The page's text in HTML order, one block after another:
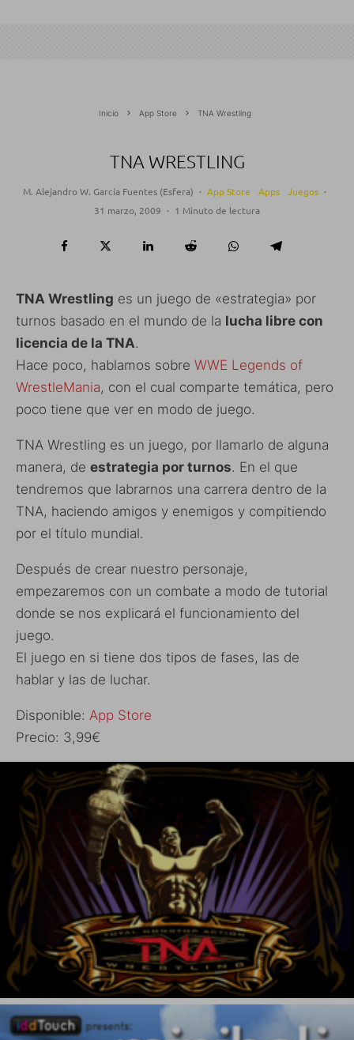
Inicio App Store TNA Wrestling
TNA WRESTLING
M. Alejandro W. García Fuentes (Esfera) · App Store Apps Juegos ·
31 marzo, 2009 · 1 Minuto de lectura
TNA Wrestling es un juego de «estrategia» por
turnos basado en el mundo de la lucha libre con
licencia de la TNA.
Hace poco, hablamos sobre WWE Legends of
WrestleMania, con el cual comparte temática, pero
poco tiene que ver en modo de juego.
TNA Wrestling es un juego, por llamarlo de alguna
manera, de estrategia por turnos. En el que
tendremos que labrarnos una carrera dentro de la
TNA, haciendo amigos y enemigos y compitiendo
por el título mundial.
Después de crear nuestro personaje,
empezaremos con un combate a modo de tutorial
donde se nos explicará el funcionamiento del
juego.
El juego en si tiene dos tipos de fases, las de
hablar y las de luchar.
Disponible: App Store
Precio: 3,99€